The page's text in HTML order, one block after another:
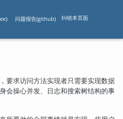
问题报告(github) 纠错本页面
要求访问方法实现者只需要实现数据
会操心并发、日志和搜索树结构的事